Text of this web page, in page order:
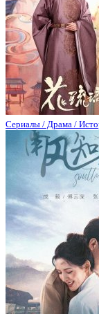
Сериалы / Драма /